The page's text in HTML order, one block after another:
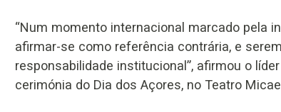
“Num momento internacional marcado pela
afirmar-se como referência contrária, e
responsabilidade institucional”, afirmou o
cerimónia do Dia dos Açores, no Teatro